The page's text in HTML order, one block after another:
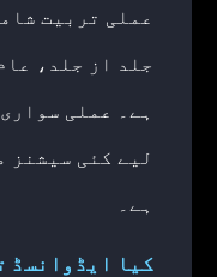
عملی تربیت
جلد از جلد،
ہے۔ عملی
لیے کئی سیشنز
ہے۔
کیا ایڈوانسڈ